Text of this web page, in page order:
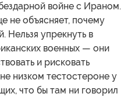
войне с Ираном.
не объясняет, почему
Нельзя упрекнуть в
военных — они
и рисковать
низком тестостероне у
что бы там ни говорил